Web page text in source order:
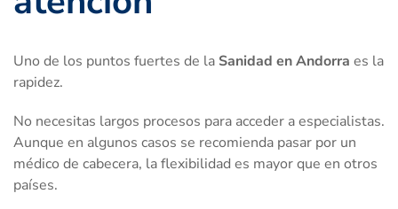
Uno de los puntos fuertes de la Sanidad en Andorra es la
rapidez.
No necesitas largos procesos para acceder a especialistas.
Aunque en algunos casos se recomienda pasar por un
médico de cabecera, la flexibilidad es mayor que en otros
países.